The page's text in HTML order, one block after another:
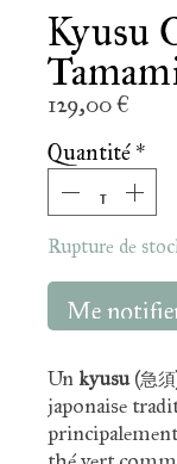
Kyusu
129,00 €
Quantité *
Rupture de
Me
Un kyusu (急
japonaise
thé vert